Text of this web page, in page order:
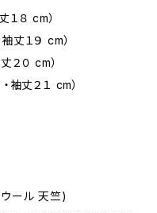
１８ cm）
丈１９ cm）
２０ cm）
袖丈２１ cm）
ール 天竺)